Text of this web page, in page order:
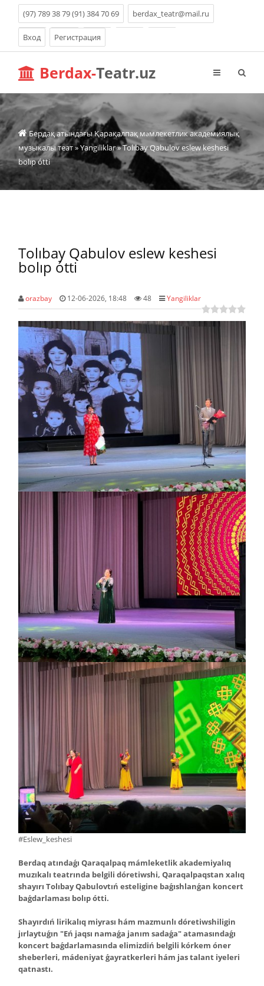
(97) 789 38 79 (91) 384 70 69 berdax_teatr@mail.ru
Вход Регистрация
Berdax-Teatr.uz
Бердақ атындағы Қарақалпақ мəмлекетлик академиялық
музыкалы теат»Yangiliklar» Tolıbay Qabulov eslew keshesi
bolıp ótti
Tolıbay Qabulov eslew keshesi
bolıp ótti
orazbay 12-06-2026, 18:48 48 Yangiliklar
#Eslew_keshesi
Berdaq atındaǵı Qaraqalpaq mámleketlik akademiyalıq
muzıkalı teatrında belgili dóretiwshi, Qaraqalpaqstan xalıq
shayırı Tolıbay Qabulovtıń esteligine baǵıshlanǵan koncert
baǵdarlaması bolıp ótti.
Shayırdıń lirikalıq miyrası hám mazmunlı dóretiwshiligin
jırlaytuǵın "Eń jaqsı namaǵa janım sadaǵa" atamasındaǵı
koncert baǵdarlamasında elimizdiń belgili kórkem óner
sheberleri, mádeniyat ǵayratkerleri hám jas talant iyeleri
qatnastı.